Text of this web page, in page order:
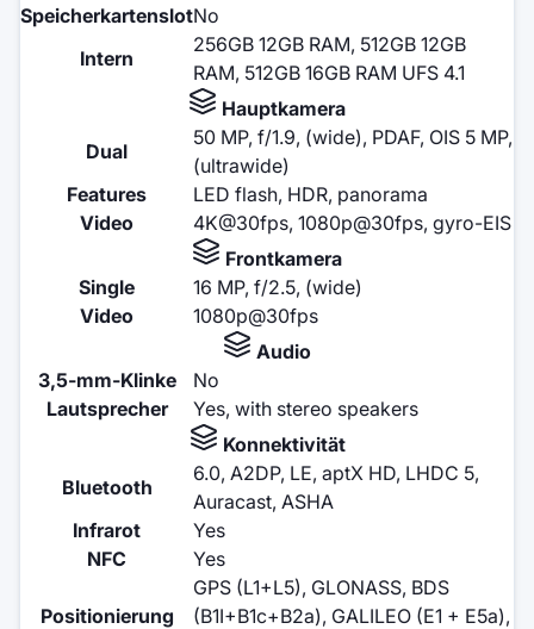
SpeicherkartenslotNo
Intern
256GB 12GB RAM, 512GB 12GB
RAM, 512GB 16GB RAM UFS 4.1
Hauptkamera
Dual
50 MP, f/1.9, (wide), PDAF, OIS 5 MP,
(ultrawide)
Features
LED flash, HDR, panorama
Video
4K@30fps, 1080p@30fps, gyro-EIS
Frontkamera
Single
16 MP, f/2.5, (wide)
Video
1080p@30fps
Audio
3,5-mm-Klinke
No
Lautsprecher
Yes, with stereo speakers
Konnektivität
Bluetooth
6.0, A2DP, LE, aptX HD, LHDC 5,
Auracast, ASHA
Infrarot
Yes
NFC
Yes
Positionierung
GPS (L1+L5), GLONASS, BDS
(B1I+B1c+B2a), GALILEO (E1 + E5a),